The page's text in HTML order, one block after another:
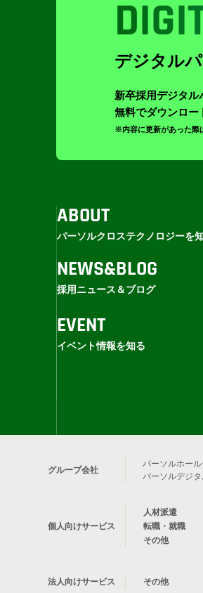
デジタル
新卒採用デジタル
無料でダウンロー
※内容に更新があった際
ABOUT
パーソルクロステクノロジーを
NEWS&BLOG
採用ニュース＆ブログ
EVENT
イベント情報を知る
グループ会社
パーソルホー
パーソルデジ
個人向けサービス
人材派遣
転職・就職
その他
法人向けサービス その他